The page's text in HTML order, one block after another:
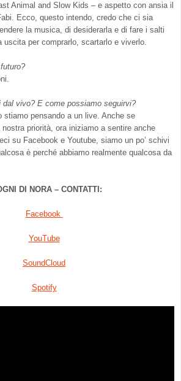
Animal and Slow Kids – e aspetto con ansia il
Ecco, questo intendo, credo che ci sia
la musica, di desiderarla e di fare i salti
uscita per comprarlo, scartarlo e viverlo.
dal vivo? E come possiamo seguirvi?
stiamo pensando a un live. Anche se
priorità, ora iniziamo a sentire anche
su Facebook e Youtube, siamo un po’ schivi
è perché abbiamo realmente qualcosa da
DI NORA – CONTATTI:
Facebook
YouTube
SoundCloud
Spotify